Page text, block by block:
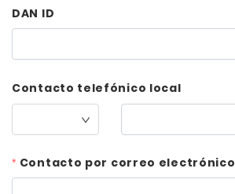
DAN ID
Contacto telefónico local
Contacto por correo electrónico